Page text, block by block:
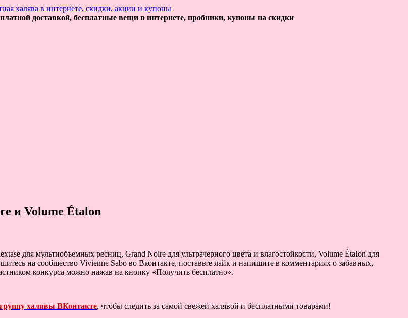
доставкой, бесплатные вещи в интернете, пробники, купоны на скидки
и Volume Étalon
для мультиобъемных ресниц, Grand Noire для ультрачерного цвета и влагостойкости, Volume Étalon для
на сообщество Vivienne Sabo во Вконтакте, поставьте лайк и напишите в комментариях о забавных,
конкурса можно нажав на кнопку «Получить бесплатно».
группу халявы ВКонтакте, чтобы следить за самой свежей халявой и бесплатными товарами!